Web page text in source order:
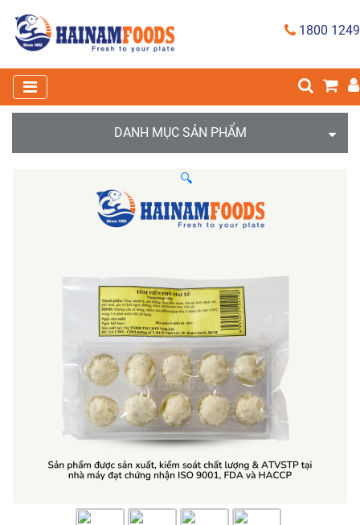
1800 1249
DANH MỤC SẢN PHẨM
🔍